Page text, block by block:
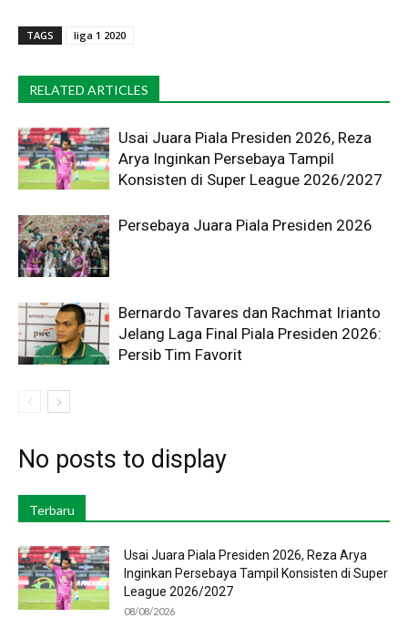
TAGS liga 1 2020
RELATED ARTICLES
Usai Juara Piala Presiden 2026, Reza
Arya Inginkan Persebaya Tampil
Konsisten di Super League 2026/2027
Persebaya Juara Piala Presiden 2026
Bernardo Tavares dan Rachmat Irianto
Jelang Laga Final Piala Presiden 2026:
Persib Tim Favorit
No posts to display
Terbaru
Usai Juara Piala Presiden 2026, Reza Arya
Inginkan Persebaya Tampil Konsisten di Super
League 2026/2027
08/08/2026